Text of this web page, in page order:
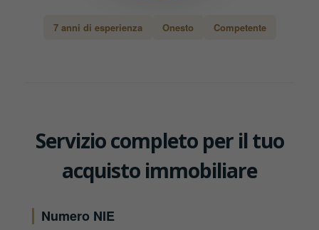
7 anni di esperienza Onesto Competente
Servizio completo per il tuo
acquisto immobiliare
Numero NIE